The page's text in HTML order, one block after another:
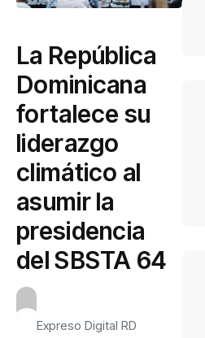
La República
Dominicana
fortalece su
liderazgo
climático al
asumir la
presidencia
del SBSTA 64
Expreso Digital RD